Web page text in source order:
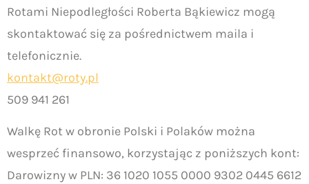
Rotami Niepodległości Roberta Bąkiewicz mogą
skontaktować się za pośrednictwem maila i
telefonicznie.
kontakt@roty.pl
509 941 261
Walkę Rot w obronie Polski i Polaków można
wesprzeć finansowo, korzystając z poniższych kont:
Darowizny w PLN: 36 1020 1055 0000 9302 0445 6612